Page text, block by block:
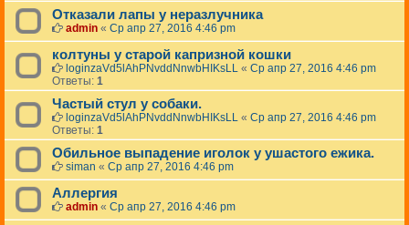
Отказали лапы у неразлучника
admin « Ср апр 27, 2016 4:46 pm
колтуны у старой капризной кошки
loginzaVd5lAhPNvddNnwbHIKsLL « Ср апр 27, 2016 4:46 pm
Ответы: 1
Частый стул у собаки.
loginzaVd5lAhPNvddNnwbHIKsLL « Ср апр 27, 2016 4:46 pm
Ответы: 1
Обильное выпадение иголок у ушастого ежика.
siman « Ср апр 27, 2016 4:46 pm
Аллергия
admin « Ср апр 27, 2016 4:46 pm